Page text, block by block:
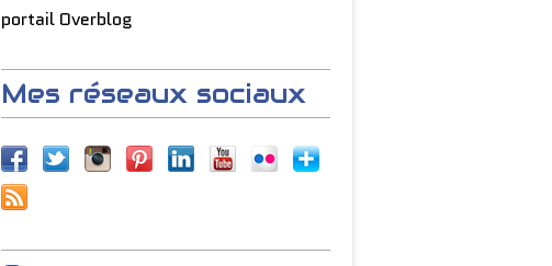
portail Overblog
Mes réseaux sociaux